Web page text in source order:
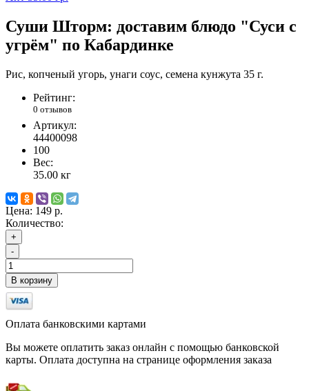
Суши Шторм: доставим блюдо "Суси с
угрём" по Кабардинке
Рис, копченый угорь, унаги соус, семена кунжута 35 г.
Рейтинг:
0 отзывов
Артикул:
44400098
100
Вес:
35.00 кг
Цена: 149 р.
Количество:
+
-
В корзину
Оплата банковскими картами
Вы можете оплатить заказ онлайн с помощью банковской
карты. Оплата доступна на странице оформления заказа